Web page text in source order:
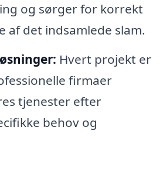
og sørger for korrekt
af det indsamlede slam.
Hvert projekt er
firmaer
tjenester efter
behov og